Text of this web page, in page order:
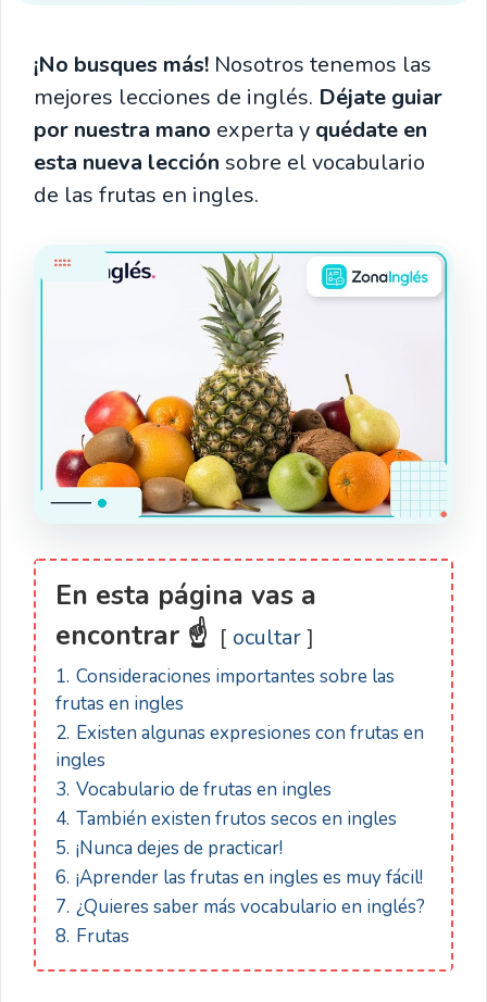
¡No busques más! Nosotros tenemos las
mejores lecciones de inglés. Déjate guiar
por nuestra mano experta y quédate en
esta nueva lección sobre el vocabulario
de las frutas en ingles.
En esta página vas a
encontrar ☝
ocultar
1. Consideraciones importantes sobre las
frutas en ingles
2. Existen algunas expresiones con frutas en
ingles
3. Vocabulario de frutas en ingles
4. También existen frutos secos en ingles
5. ¡Nunca dejes de practicar!
6. ¡Aprender las frutas en ingles es muy fácil!
7. ¿Quieres saber más vocabulario en inglés?
8. Frutas